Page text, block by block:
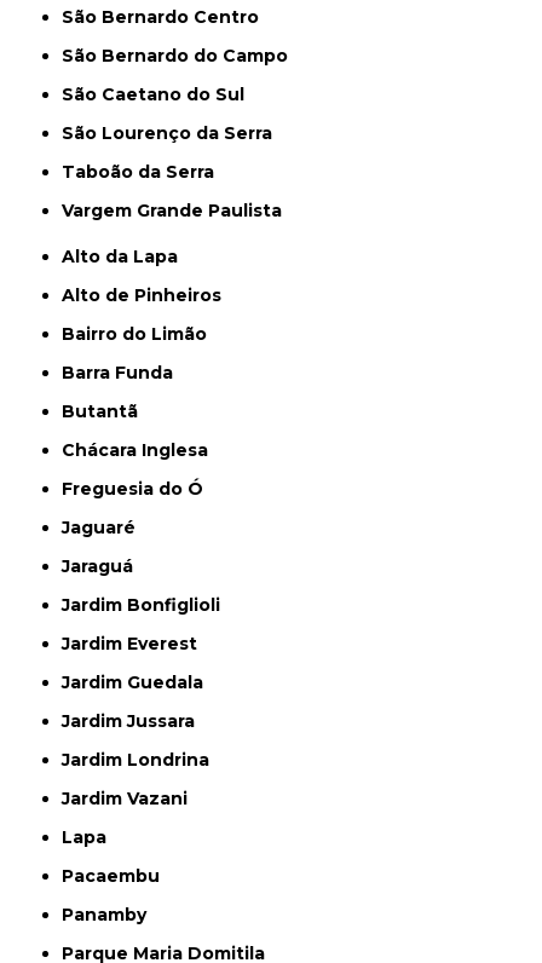
São Bernardo Centro
São Bernardo do Campo
São Caetano do Sul
São Lourenço da Serra
Taboão da Serra
Vargem Grande Paulista
Alto da Lapa
Alto de Pinheiros
Bairro do Limão
Barra Funda
Butantã
Chácara Inglesa
Freguesia do Ó
Jaguaré
Jaraguá
Jardim Bonfiglioli
Jardim Everest
Jardim Guedala
Jardim Jussara
Jardim Londrina
Jardim Vazani
Lapa
Pacaembu
Panamby
Parque Maria Domitila